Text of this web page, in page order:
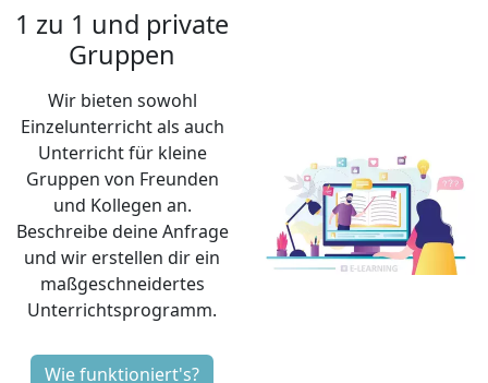
Gruppen
Wir bieten sowohl
Einzelunterricht als auch
Unterricht für kleine
Gruppen von Freunden
und Kollegen an.
Beschreibe deine Anfrage
und wir erstellen dir ein
maßgeschneidertes
Unterrichtsprogramm.